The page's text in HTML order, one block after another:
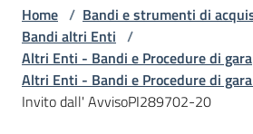
telematici
L'Agenzia
Home / Bandi e strumenti di
Bandi altri Enti /
Altri Enti - Bandi e Procedure di gara
Altri Enti - Bandi e Procedure di gara
Invito dall' AvvisoPI289702-20